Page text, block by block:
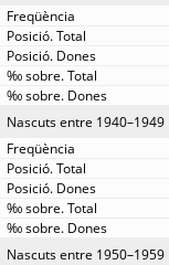
Nascuts entre 1940–1949
Nascuts entre 1950–1959